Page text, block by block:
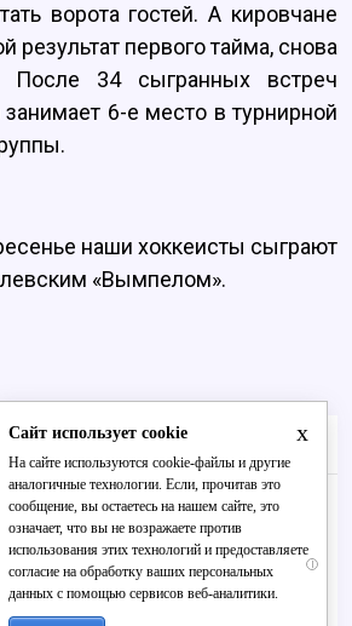
ворота гостей. А кировчане
результат первого тайма, снова
34 сыгранных встреч
6-е место в турнирной
наши хоккеисты сыграют
«Вымпелом».
13-ю пенсию в 2026 году:
i
секунд, а смеяться вы
x
Сайт использует cookie
На сайте используются cookie-файлы и другие
аналогичные технологии. Если, прочитав это
сообщение, вы остаетесь на нашем сайте, это
означает, что вы не возражаете против
использования этих технологий и предоставляете
согласие на обработку ваших персональных
данных с помощью сервисов веб-аналитики.